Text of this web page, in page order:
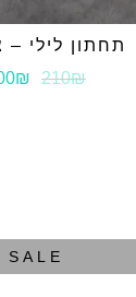
תחתון לילי –
210₪
SALE